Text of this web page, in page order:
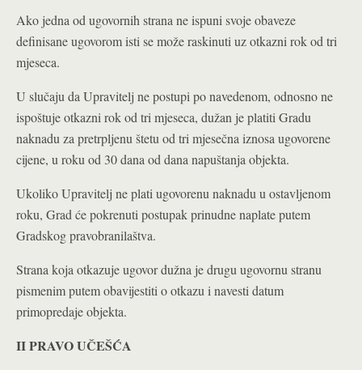
Ako jedna od ugovornih strana ne ispuni svoje obaveze
definisane ugovorom isti se može raskinuti uz otkazni rok od tri
mjeseca.
U slučaju da Upravitelj ne postupi po navedenom, odnosno ne
ispoštuje otkazni rok od tri mjeseca, dužan je platiti Gradu
naknadu za pretrpljenu štetu od tri mjesečna iznosa ugovorene
cijene, u roku od 30 dana od dana napuštanja objekta.
Ukoliko Upravitelj ne plati ugovorenu naknadu u ostavljenom
roku, Grad će pokrenuti postupak prinudne naplate putem
Gradskog pravobranilaštva.
Strana koja otkazuje ugovor dužna je drugu ugovornu stranu
pismenim putem obavijestiti o otkazu i navesti datum
primopredaje objekta.
II PRAVO UČEŠĆA